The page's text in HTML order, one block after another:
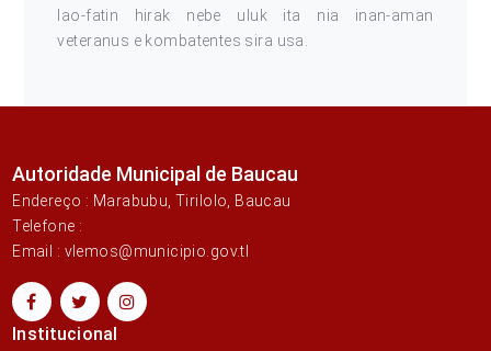
lao-fatin hirak nebe uluk ita nia inan-aman
veteranus e kombatentes sira usa.
Autoridade Municipal de Baucau
Endereço : Marabubu, Tirilolo, Baucau
Telefone :
Email : vlemos@municipio.gov.tl
Institucional